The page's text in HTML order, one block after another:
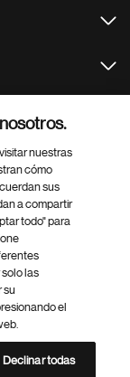
sitio
nuestras
cómo
sus
a compartir
todo" para
las
su
el
Declinar todas